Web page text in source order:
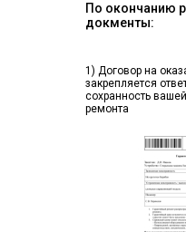
По окончанию
докменты:
1) Договор на
закрепляется
сохранность
ремонта